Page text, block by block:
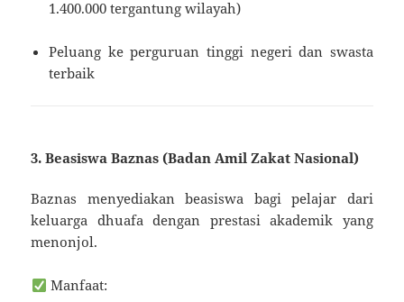
1.400.000 tergantung wilayah)
Peluang ke perguruan tinggi negeri dan swasta
terbaik
3. Beasiswa Baznas (Badan Amil Zakat Nasional)
Baznas menyediakan beasiswa bagi pelajar dari
keluarga dhuafa dengan prestasi akademik yang
menonjol.
Manfaat: